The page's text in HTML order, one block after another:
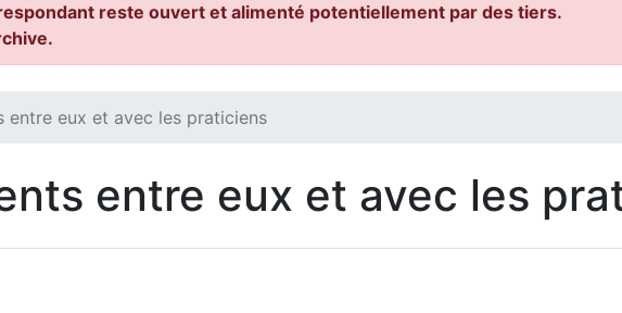
reste ouvert et alimenté potentiellement par des tiers.
entre eux et avec les praticiens
entre eux et avec les